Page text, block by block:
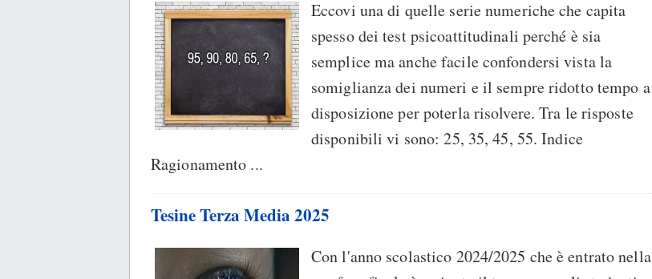
Eccovi una di quelle serie numeriche che capita
spesso dei test psicoattitudinali perché è sia
semplice ma anche facile confondersi vista la
somiglianza dei numeri e il sempre ridotto tempo a
disposizione per poterla risolvere. Tra le risposte
disponibili vi sono: 25, 35, 45, 55. Indice
Ragionamento ...
Tesine Terza Media 2025
Con l'anno scolastico 2024/2025 che è entrato nella